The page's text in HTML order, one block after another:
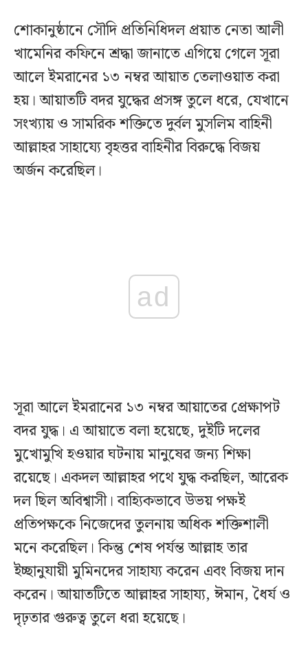
শোকানুষ্ঠানে সৌদি প্রতিনিধিদল প্রয়াত নেতা আলী
খামেনির কফিনে শ্রদ্ধা জানাতে এগিয়ে গেলে সূরা
আলে ইমরানের ১৩ নম্বর আয়াত তেলাওয়াত করা
হয়। আয়াতটি বদর যুদ্ধের প্রসঙ্গ তুলে ধরে, যেখানে
সংখ্যায় ও সামরিক শক্তিতে দুর্বল মুসলিম বাহিনী
আল্লাহর সাহায্যে বৃহত্তর বাহিনীর বিরুদ্ধে বিজয়
অর্জন করেছিল।
ad
সূরা আলে ইমরানের ১৩ নম্বর আয়াতের প্রেক্ষাপট
বদর যুদ্ধ। এ আয়াতে বলা হয়েছে, দুইটি দলের
মুখোমুখি হওয়ার ঘটনায় মানুষের জন্য শিক্ষা
রয়েছে। একদল আল্লাহর পথে যুদ্ধ করছিল, আরেক
দল ছিল অবিশ্বাসী। বাহ্যিকভাবে উভয় পক্ষই
প্রতিপক্ষকে নিজেদের তুলনায় অধিক শক্তিশালী
মনে করেছিল। কিন্তু শেষ পর্যন্ত আল্লাহ তার
ইচ্ছানুযায়ী মুমিনদের সাহায্য করেন এবং বিজয় দান
করেন। আয়াতটিতে আল্লাহর সাহায্য, ঈমান, ধৈর্য ও
দৃঢ়তার গুরুত্ব তুলে ধরা হয়েছে।